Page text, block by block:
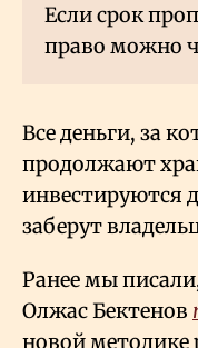
Если срок
право можно
Все деньги, за
продолжают
инвестируются
заберут
Ранее мы
Олжас Бектенов
новой методике